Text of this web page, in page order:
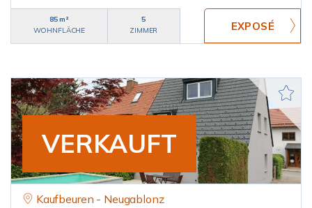
85 m²
WOHNFLÄCHE
5
ZIMMER
VERKAUFT
Kaufbeuren - Neugablonz